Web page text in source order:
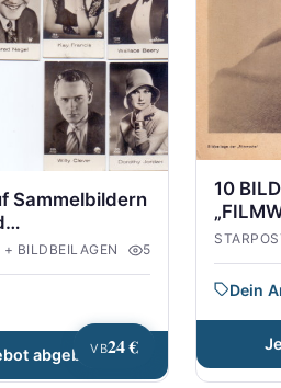
VB24 €
Sammelbildern
BILDBEILAGEN 5
abgeben
10
40er/
Dein